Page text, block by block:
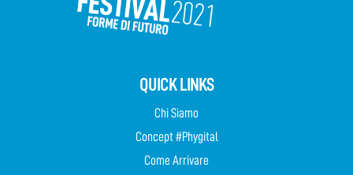
QUICK LINKS
Chi Siamo
Concept #Phygital
Come Arrivare